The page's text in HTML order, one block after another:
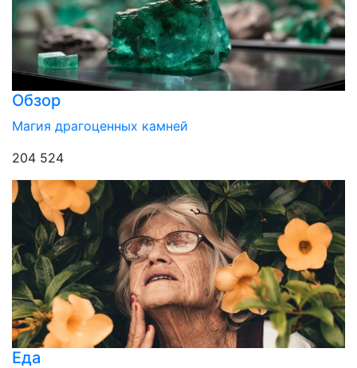
Обзор
Магия драгоценных камней
204 524
Еда